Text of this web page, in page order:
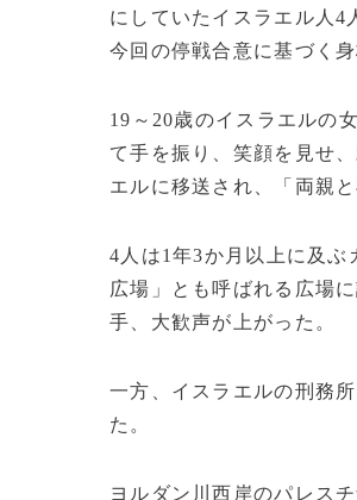
にしていたイスラエル人4
今回の停戦合意に基づく身
19～20歳のイスラエルの
て手を振り、笑顔を見せ
エルに移送され、「両親
4人は1年3か月以上に及
広場」とも呼ばれる広場
手、大歓声が上がった。
一方、イスラエルの刑務
た。
ヨルダン川西岸のパレス